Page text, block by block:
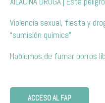
Violencia sexual, fiesta y
“sumisión química”
Hablemos de fumar porros
ACCESO AL FAP